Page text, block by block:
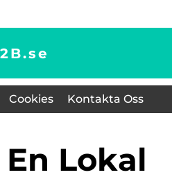
se
Cookies Kontakta Oss